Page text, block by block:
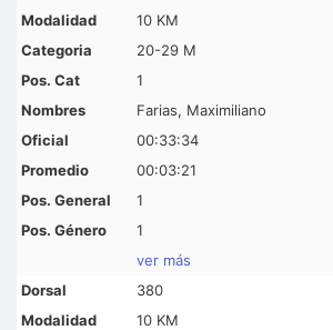
10 KM
20-29 M
1
Farias, Maximiliano
00:33:34
00:03:21
1
1
ver más
380
10 KM